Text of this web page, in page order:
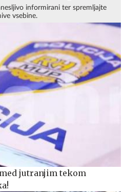
informirani ter spremljajte
vsebine.
jutranjim tekom